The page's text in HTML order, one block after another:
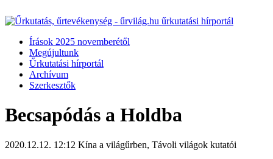
Írások 2025 novemberétől
Megújultunk
Űrkutatási hírportál
Archívum
Szerkesztők
Becsapódás a Holdba
2020.12.12. 12:12 Kína a világűrben, Távoli világok kutatói